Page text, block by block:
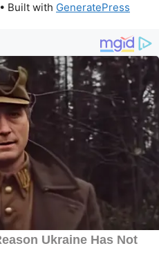
• Built with GeneratePress